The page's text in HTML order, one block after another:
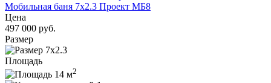
Мобильная баня 7x2.3 Проект МБ8
Цена
497 000 руб.
Размер
7x2.3
Площадь
14 м2